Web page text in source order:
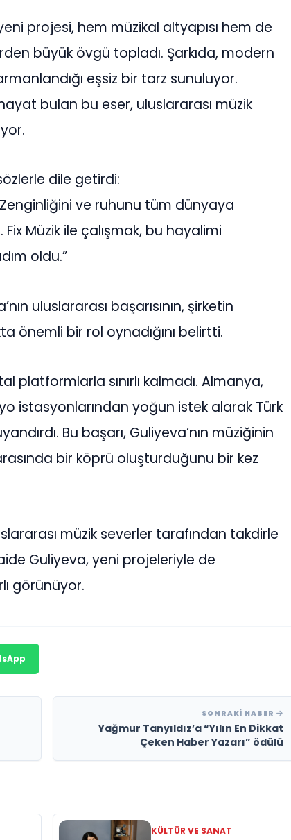
projesi, hem müzikal altyapısı hem de
büyük övgü topladı. Şarkıda, modern
eşsiz bir tarz sunuluyor.
bulan bu eser, uluslararası müzik
dile getirdi:
Zenginliğini ve ruhunu tüm dünyaya
Müzik ile çalışmak, bu hayalimi
oldu.”
uluslararası başarısının, şirketin
önemli bir rol oynadığını belirtti.
platformlarla sınırlı kalmadı. Almanya,
istasyonlarından yoğun istek alarak Türk
Bu başarı, Guliyeva’nın müziğinin
bir köprü oluşturduğunu bir kez
müzik severler tarafından takdirle
Guliyeva, yeni projeleriyle de
görünüyor.
SONRAKI HABER
Yağmur Tanyıldız’a “Yılın En Dikkat
Çeken Haber Yazarı” ödülü
KÜLTÜR VE SANAT